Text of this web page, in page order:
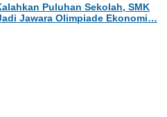
Puluhan Sekolah, SMK
Jawara Olimpiade Ekonomi…